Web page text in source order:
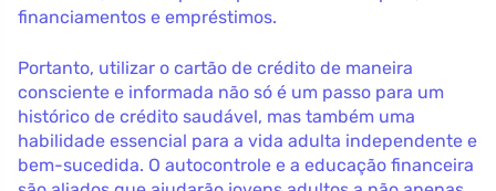
financiamentos e empréstimos.
Portanto, utilizar o cartão de crédito de maneira
consciente e informada não só é um passo para um
histórico de crédito saudável, mas também uma
habilidade essencial para a vida adulta independente e
bem-sucedida. O autocontrole e a educação financeira